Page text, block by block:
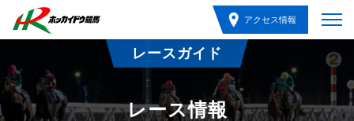
アクセス情報
レースガイド
レース情報